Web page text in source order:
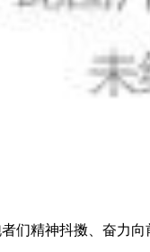
们精神抖擞、奋力